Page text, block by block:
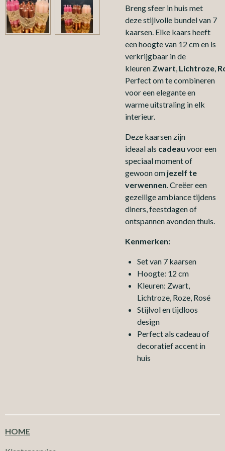
Breng sfeer in huis met
deze stijlvolle bundel van 7
kaarsen. Elke kaars heeft
een hoogte van 12 cm en is
verkrijgbaar in de
kleuren Zwart, Lichtroze,
Perfect om te combineren
voor een elegante en
warme uitstraling in elk
interieur.
Deze kaarsen zijn
ideaalals cadeau voor een
speciaal moment of
gewoon om jezelf te
verwennen. Creëer een
gezellige ambiance tijdens
diners, feestdagen of
ontspannen avonden thuis.
Kenmerken:
Set van 7 kaarsen
Hoogte: 12 cm
Kleuren: Zwart,
Lichtroze, Roze, Rosé
Stijlvol en tijdloos
design
Perfect als cadeau of
decoratief accent in
huis
HOME